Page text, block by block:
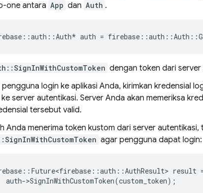
one antara App dan Auth .
::auth ::Auth* auth = firebase ::auth ::Auth ::
dengan token dari server
pengguna login ke aplikasi Anda, kirimkan kredensial
server autentikasi. Server Anda akan memeriksa
tersebut valid.
Anda menerima token kustom dari server
agar pengguna dapat login:
:: Future<firebase ::auth ::AuthResult> result
auth->SignInWithCustomToken(custom_token);